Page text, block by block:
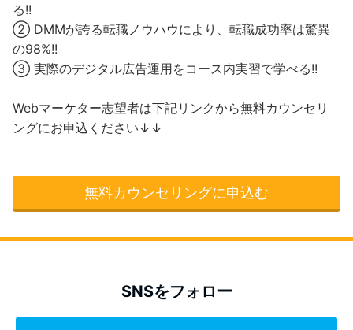
る!!
② DMMが誇る転職ノウハウにより、転職成功率は驚異
の98%!!
③ 実際のデジタル広告運用をコース内実習で学べる!!
Webマーケター志望者は下記リンクから無料カウンセリ
ングにお申込ください↓↓
無料カウンセリングに申込む
SNSをフォロー